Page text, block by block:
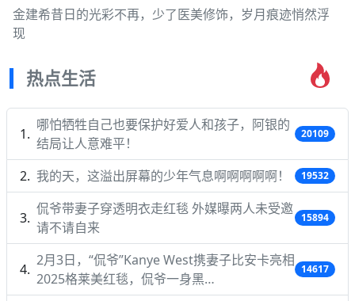
金建希昔日的光彩不再，少了医美修饰，岁月痕迹悄然浮
现
热点生活
哪怕牺牲自己也要保护好爱人和孩子，阿银的
结局让人意难平！
20109
我的天，这溢出屏幕的少年气息啊啊啊啊啊！ 19532
侃爷带妻子穿透明衣走红毯 外媒曝两人未受邀
请不请自来
15894
2月3日，“侃爷”Kanye West携妻子比安卡亮相
2025格莱美红毯，侃爷一身黑…
14617